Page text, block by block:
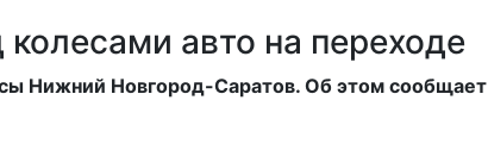
авто на переходе
Нижний Новгород-Саратов. Об этом сообщает